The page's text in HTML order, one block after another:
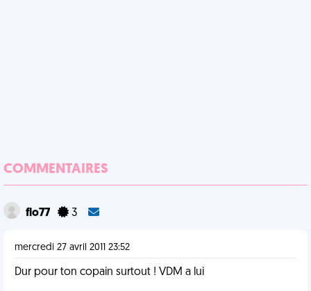
COMMENTAIRES
flo77 3
mercredi 27 avril 2011 23:52
Dur pour ton copain surtout ! VDM a lui